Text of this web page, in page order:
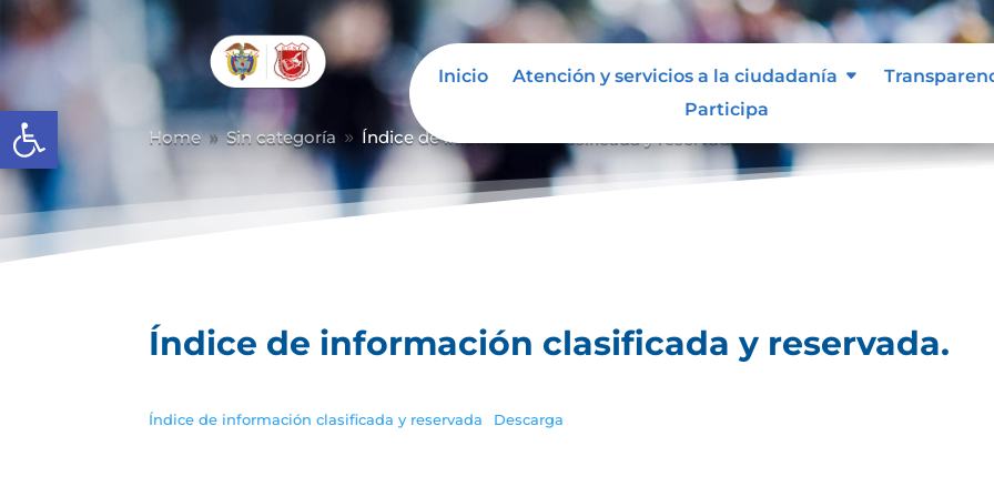
Abrir barra de herramientas
Inicio Atención y servicios a la ciudadanía
Participa
Home 9 Sin categoría 9 Índice de información clasificada y reservada.
Índice de información clasificada y reservada.
Índice de información clasificada y reservada Descarga